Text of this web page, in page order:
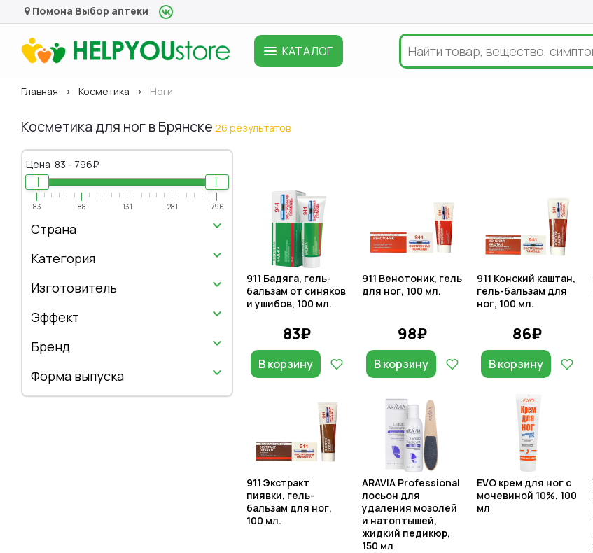
Помона Выбор аптеки
КАТАЛОГ
Главная Косметика Ноги
Косметика для ног в Брянске 26 результатов
911 Бадяга, гель-
бальзам от синяков
и ушибов, 100 мл.
83₽
В корзину
911 Венотоник, гель
для ног, 100 мл.
98₽
В корзину
911 Конский каштан,
гель-бальзам для
ног, 100 мл.
86₽
В корзину
911 Экстракт
пиявки, гель-
бальзам для ног,
100 мл.
ARAVIA Professional
лосьон для
удаления мозолей
и натоптышей,
жидкий педикюр,
150 мл
EVO крем для ног с
мочевиной 10%, 100
мл
Цена 83 - 796₽
83 88 131 281 796
Страна
Категория
Изготовитель
Эффект
Бренд
Форма выпуска